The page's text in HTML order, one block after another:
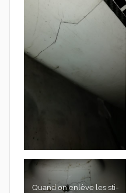
Quand on enlève les sti­